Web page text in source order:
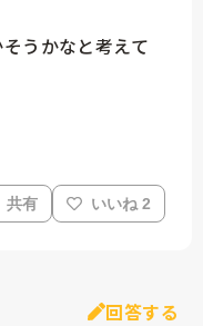
うかなと考えて
共有 いいね 2
回答する